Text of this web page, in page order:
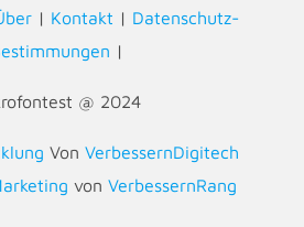
| Kontakt | Datenschutz-
|
@ 2024
VonVerbessernDigitech
vonVerbessernRang